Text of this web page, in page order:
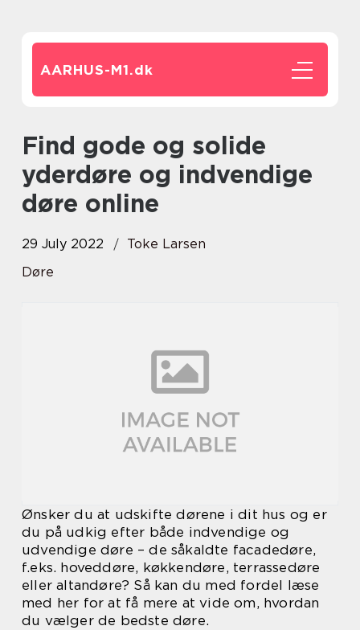
AARHUS-M1.dk
Find gode og solide
yderdøre og indvendige
døre online
29 July 2022
Toke Larsen
Døre
Ønsker du at udskifte dørene i dit hus og er
du på udkig efter både indvendige og
udvendige døre – de såkaldte facadedøre,
f.eks. hoveddøre, køkkendøre, terrassedøre
eller altandøre? Så kan du med fordel læse
med her for at få mere at vide om, hvordan
du vælger de bedste døre.